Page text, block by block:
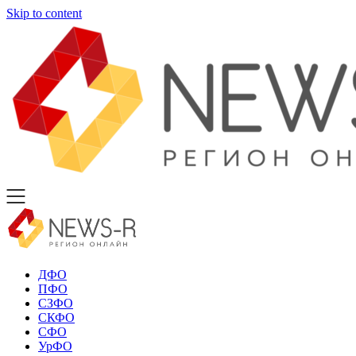
Skip to content
ДФО
ПФО
СЗФО
СКФО
СФО
УрФО